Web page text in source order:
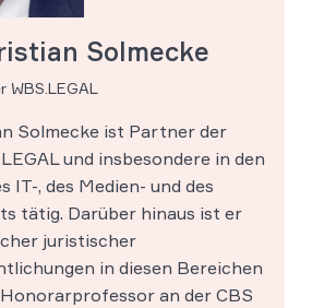
Solmecke
WBS.LEGAL
Solmecke ist Partner der
und insbesondere in den
IT-, des Medien- und des
tätig. Darüber hinaus ist er
juristischer
in diesen Bereichen
an der CBS